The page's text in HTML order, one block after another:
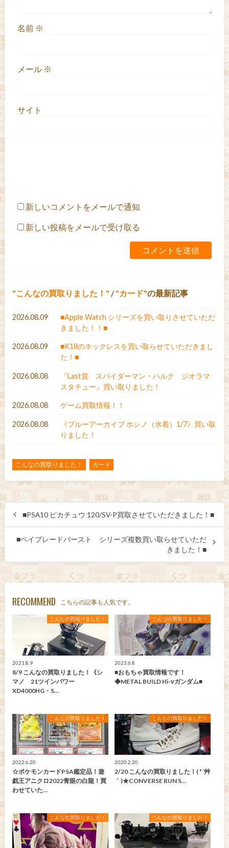
名前 ※
メール ※
サイト
新しいコメントをメールで通知
新しい投稿をメールで受け取る
こんなの買取りました！ / カード の最新記事
2026.08.09
■Apple Watch シリーズを買い取りさせていただ
きました！！■
2026.08.09
■K18のネックレスを買い取らせていただきまし
た！■
2026.08.08
『Last賞 スパイダーマン・ハルク ジオラマ
スタチュー』買い取りました！
2026.08.08 ゲーム買取情報！！
2026.08.08
《ブルーアーカイブ ホシノ（水着）1/7》買い取
りました！
こんなの買取りました！ カード
■PSA10 ピカチュウ 120/SV-P買取させていただきました！■
■ベイブレードバースト シリーズ複数買い取らせていただ
きました！■
RECOMMEND こちらの記事も人気です。
こんなの買取りました！
2021.8.9
8/9 こんなの買取りました！《シ
マノ 21ツインパワー
XD4000HG・S…
こんなの買取りました！
2023.6.8
■おもちゃ買取情報です！
◆METAL BUILD Hi-νガンダム■
こんなの買取りました！
2022.6.20
☆ポケモンカードPSA鑑定品！遊
戯王アニクロ2022青眼の白龍！買
わせていた…
こんなの買取りました！
2020.2.20
2/20 こんなの買取りました！( *´艸
｀)★CONVERSE RUN S…
こんなの買取りました！ こんなの買取りました！